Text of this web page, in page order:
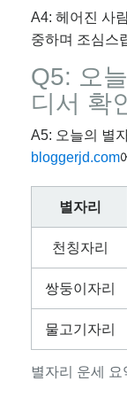
A4: 헤어진 사
중하며 조심스
Q5: 오
디서 확
A5: 오늘의 별
bloggerjd.com
별자리 운세 요
별자리
천칭자리
쌍둥이자리
물고기자리